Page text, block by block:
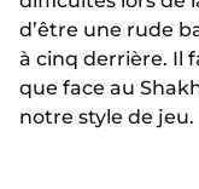
d’être une rude
à cinq derrière. Il
que face au
notre style de jeu.